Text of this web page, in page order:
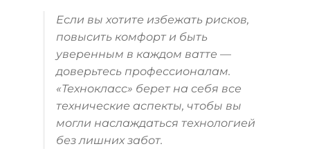
Если вы хотите избежать рисков,
повысить комфорт и быть
уверенным в каждом ватте —
доверьтесь профессионалам.
«Технокласс» берет на себя все
технические аспекты, чтобы вы
могли наслаждаться технологией
без лишних забот.